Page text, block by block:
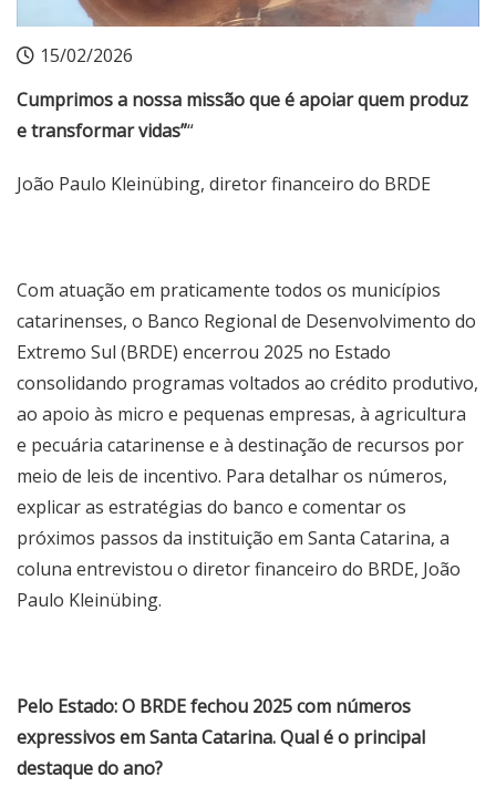
15/02/2026
Cumprimos a nossa missão que é apoiar quem produz
e transformar vidas”“
João Paulo Kleinübing, diretor financeiro do BRDE
Com atuação em praticamente todos os municípios
catarinenses, o Banco Regional de Desenvolvimento do
Extremo Sul (BRDE) encerrou 2025 no Estado
consolidando programas voltados ao crédito produtivo,
ao apoio às micro e pequenas empresas, à agricultura
e pecuária catarinense e à destinação de recursos por
meio de leis de incentivo. Para detalhar os números,
explicar as estratégias do banco e comentar os
próximos passos da instituição em Santa Catarina, a
coluna entrevistou o diretor financeiro do BRDE, João
Paulo Kleinübing.
Pelo Estado: O BRDE fechou 2025 com números
expressivos em Santa Catarina. Qual é o principal
destaque do ano?